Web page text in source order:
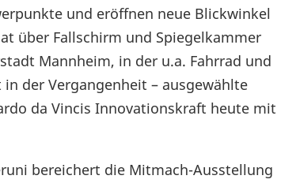
und eröffnen neue Blickwinkel
über Fallschirm und Spiegelkammer
Mannheim, in der u.a. Fahrrad und
der Vergangenheit – ausgewählte
da Vincis Innovationskraft heute mit
bereichert die Mitmach-Ausstellung